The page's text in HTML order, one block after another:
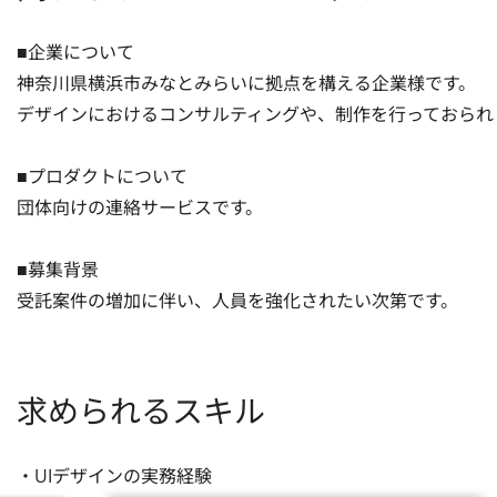
■企業について
神奈川県横浜市みなとみらいに拠点を構える企業様です。
デザインにおけるコンサルティングや、制作を行っておら
■プロダクトについて
団体向けの連絡サービスです。
■募集背景
受託案件の増加に伴い、人員を強化されたい次第です。
求められるスキル
・UIデザインの実務経験